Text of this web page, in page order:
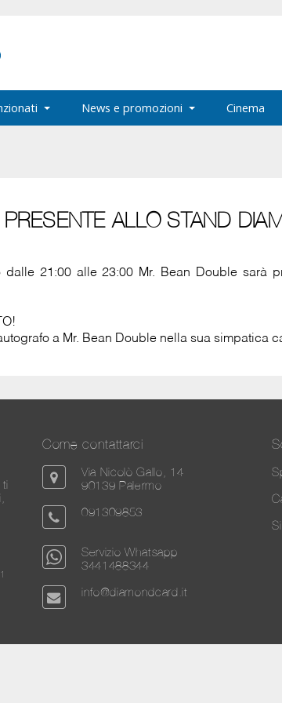
News e promozioni Cinema
ALLO STAND
dalle 21:00 alle 23:00 Mr. Bean Double sarà
a Mr. Bean Double nella sua simpatica
Come contattarci
Via Nicolò Gallo, 14
90139 Palermo
091309853
Servizio Whatsapp
3441488344
info@diamondcard.it